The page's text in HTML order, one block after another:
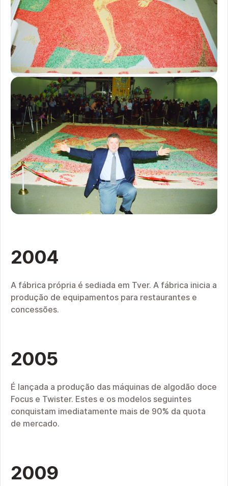
2004
A fábrica própria é sediada em Tver. A fábrica inicia a
produção de equipamentos para restaurantes e
concessões.
2005
É lançada a produção das máquinas de algodão doce
Focus e Twister. Estes e os modelos seguintes
conquistam imediatamente mais de 90% da quota
de mercado.
2009